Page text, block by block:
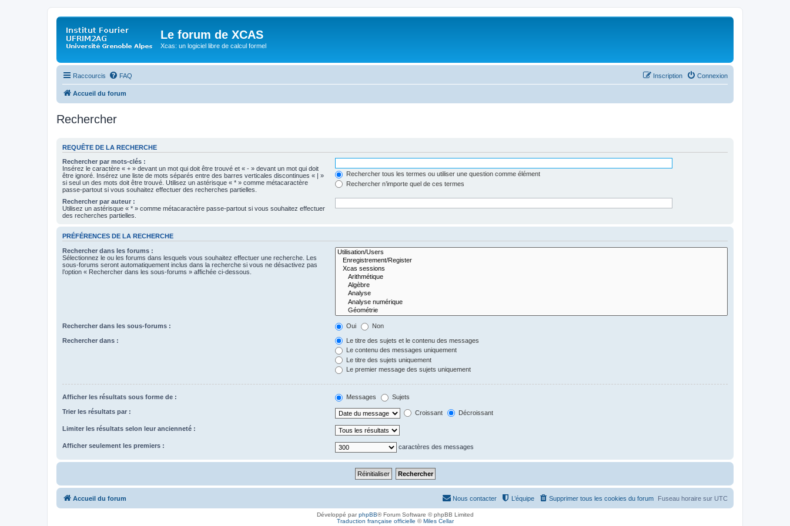
Le forum de XCAS
Xcas: un logiciel libre de calcul formel
Raccourcis FAQ Connexion
Inscription
Accueil du forum
Rechercher
REQUÊTE DE LA RECHERCHE
Rechercher par mots-clés :
Insérez le caractère « + » devant un mot qui doit être trouvé et « - » devant un mot qui doit
être ignoré. Insérez une liste de mots séparés entre des barres verticales discontinues « | »
si seul un des mots doit être trouvé. Utilisez un astérisque « * » comme métacaractère
passe-partout si vous souhaitez effectuer des recherches partielles.
Rechercher tous les termes ou utiliser une question comme élément
Rechercher n’importe quel de ces termes
Rechercher par auteur :
Utilisez un astérisque « * » comme métacaractère passe-partout si vous souhaitez effectuer
des recherches partielles.
PRÉFÉRENCES DE LA RECHERCHE
Rechercher dans les forums :
Sélectionnez le ou les forums dans lesquels vous souhaitez effectuer une recherche. Les
sous-forums seront automatiquement inclus dans la recherche si vous ne désactivez pas
l’option « Rechercher dans les sous-forums » affichée ci-dessous.
Rechercher dans les sous-forums : Oui Non
Rechercher dans :
Le titre des sujets et le contenu des messages
Le contenu des messages uniquement
Le titre des sujets uniquement
Le premier message des sujets uniquement
Afficher les résultats sous forme de : Messages Sujets
Trier les résultats par : Croissant Décroissant
Limiter les résultats selon leur ancienneté :
Afficher seulement les premiers : caractères des messages
Accueil du forum Fuseau horaire sur UTC
Supprimer tous les cookies du forum
L’équipe
Nous contacter
Développé parphpBB® Forum Software © phpBB Limited
Traduction française officielle ©Miles Cellar